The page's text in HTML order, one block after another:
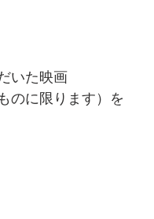
いた映画
のに限ります）を